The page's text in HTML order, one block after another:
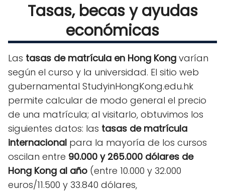
Tasas, becas y ayudas
económicas
Las tasas de matrícula en Hong Kong varían
según el curso y la universidad. El sitio web
gubernamental StudyinHongKong.edu.hk
permite calcular de modo general el precio
de una matrícula; al visitarlo, obtuvimos los
siguientes datos: las tasas de matrícula
internacional para la mayoría de los cursos
oscilan entre 90.000 y 265.000 dólares de
Hong Kong al año (entre 10.000 y 32.000
euros/11.500 y 33.840 dólares,